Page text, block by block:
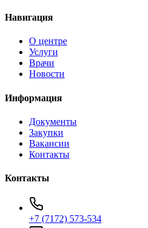
Навигация
О центре
Услуги
Врачи
Новости
Информация
Документы
Закупки
Вакансии
Контакты
Контакты
+7 (7172) 573-534